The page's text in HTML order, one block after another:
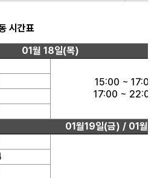
시간표
01월 18일(목)
15:00 ~ 17:00
17:00 ~ 22:00
01월19일(금) / 01월